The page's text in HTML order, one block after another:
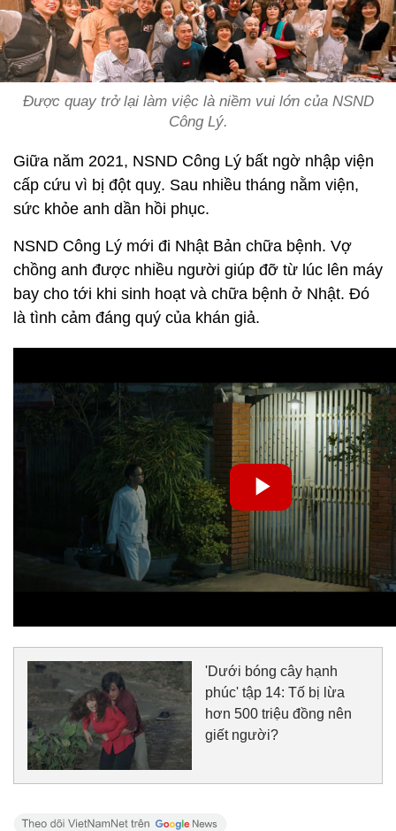
Được quay trở lại làm việc là niềm vui lớn của NSND
Công Lý.
Giữa năm 2021, NSND Công Lý bất ngờ nhập viện
cấp cứu vì bị đột quỵ. Sau nhiều tháng nằm viện,
sức khỏe anh dần hồi phục.
NSND Công Lý mới đi Nhật Bản chữa bệnh. Vợ
chồng anh được nhiều người giúp đỡ từ lúc lên máy
bay cho tới khi sinh hoạt và chữa bệnh ở Nhật. Đó
là tình cảm đáng quý của khán giả.
'Dưới bóng cây hạnh
phúc' tập 14: Tố bị lừa
hơn 500 triệu đồng nên
giết người?